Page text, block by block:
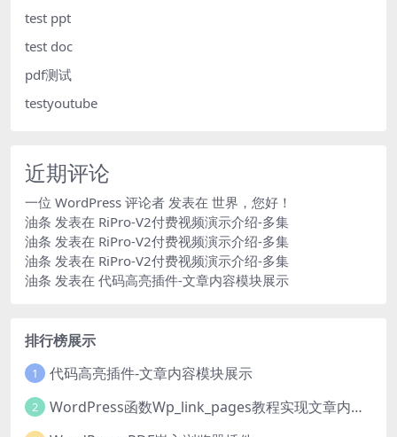
test ppt
test doc
pdf测试
testyoutube
近期评论
一位 WordPress 评论者 发表在 世界，您好！
油条 发表在 RiPro-V2付费视频演示介绍-多集
油条 发表在 RiPro-V2付费视频演示介绍-多集
油条 发表在 RiPro-V2付费视频演示介绍-多集
油条 发表在 代码高亮插件-文章内容模块展示
排行榜展示
1 代码高亮插件-文章内容模块展示
2 WordPress函数Wp_link_pages教程实现文章内容分页